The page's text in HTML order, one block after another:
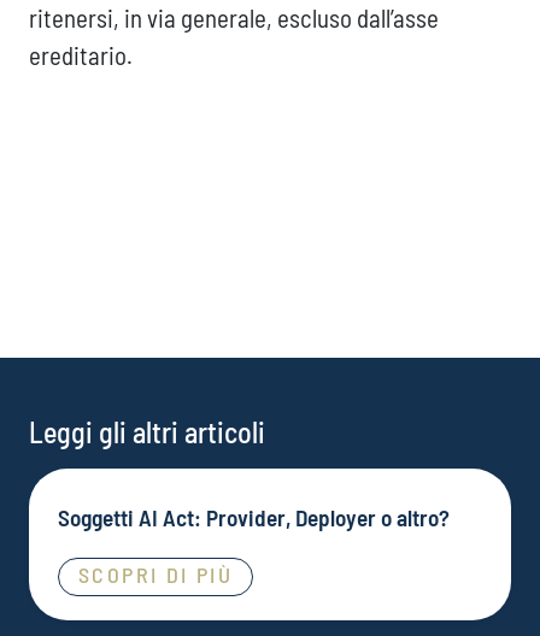
ritenersi, in via generale, escluso dall’asse
ereditario.
Leggi gli altri articoli
Soggetti AI Act: Provider, Deployer o altro?
SCOPRI DI PIÙ